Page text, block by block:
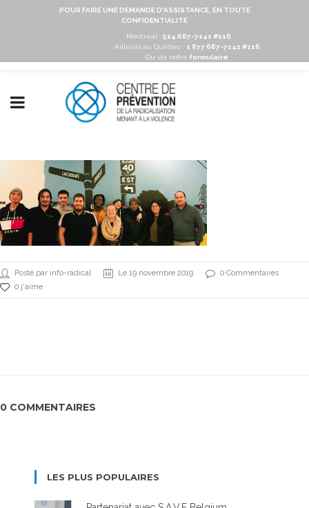
POUR FAIRE UNE DEMANDE D'ASSISTANCE, EN TOUTE
CONFIDENTIALITÉ
Montréal : 514 687-7141 #116
Ailleurs au Québec :
1 877 687-7141 #116
Ou via notre formulaire
Posté par info-radical Le 19 novembre 2019
0 Commentaires
0 j'aime
0 COMMENTAIRES
LES PLUS POPULAIRES